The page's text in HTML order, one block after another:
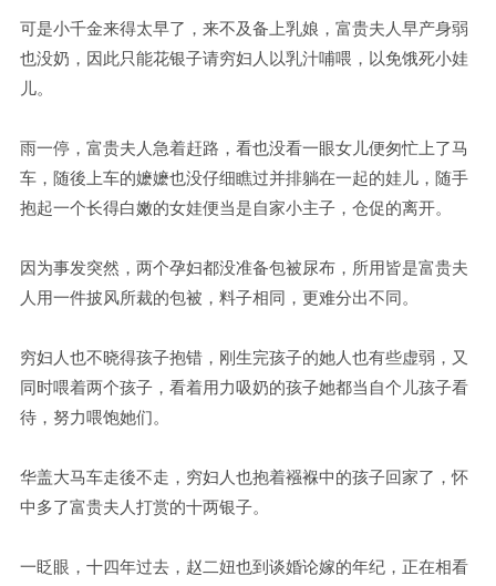
可是小千金来得太早了，来不及备上乳娘，富贵夫人早产身弱
也没奶，因此只能花银子请穷妇人以乳汁哺喂，以免饿死小娃
儿。
雨一停，富贵夫人急着赶路，看也没看一眼女儿便匆忙上了马
车，随後上车的嬷嬷也没仔细瞧过并排躺在一起的娃儿，随手
抱起一个长得白嫩的女娃便当是自家小主子，仓促的离开。
因为事发突然，两个孕妇都没准备包被尿布，所用皆是富贵夫
人用一件披风所裁的包被，料子相同，更难分出不同。
穷妇人也不晓得孩子抱错，刚生完孩子的她人也有些虚弱，又
同时喂着两个孩子，看着用力吸奶的孩子她都当自个儿孩子看
待，努力喂饱她们。
华盖大马车走後不走，穷妇人也抱着襁褓中的孩子回家了，怀
中多了富贵夫人打赏的十两银子。
一眨眼，十四年过去，赵二妞也到谈婚论嫁的年纪，正在相看